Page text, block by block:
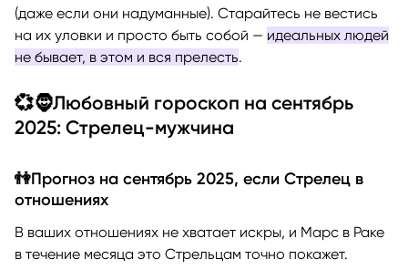
(даже если они надуманные). Старайтесь не вестись
на их уловки и просто быть собой — идеальных людей
не бывает, в этом и вся прелесть.
💞🧔Любовный гороскоп на сентябрь
2025: Стрелец-мужчина
👫Прогноз на сентябрь 2025, если Стрелец в
отношениях
В ваших отношениях не хватает искры, и Марс в Раке
в течение месяца это Стрельцам точно покажет.